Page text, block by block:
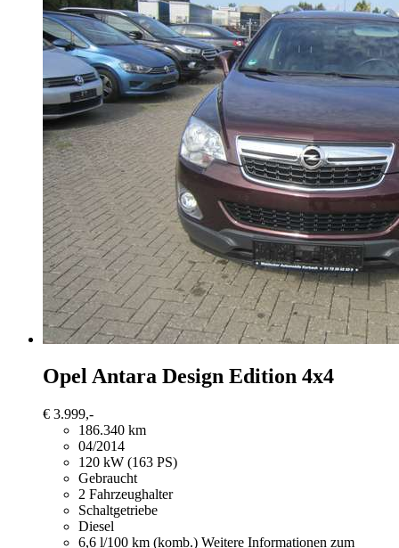
Opel Antara Design Edition 4x4
€ 3.999,-
186.340 km
04/2014
120 kW (163 PS)
Gebraucht
2 Fahrzeughalter
Schaltgetriebe
Diesel
6,6 l/100 km (komb.) Weitere Informationen zum